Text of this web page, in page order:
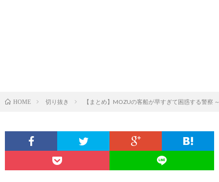
HOME 切り抜き 【まとめ】MOZUの客船が早すぎて困惑する警察